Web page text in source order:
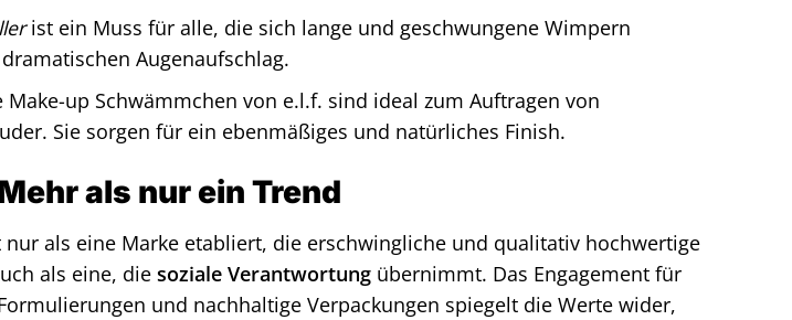
ist ein Muss für alle, die sich lange und geschwungene Wimpern
Augenaufschlag.
Make-up Schwämmchen von e.l.f. sind ideal zum Auftragen von
Sie sorgen für ein ebenmäßiges und natürliches Finish.
als nur ein Trend
als eine Marke etabliert, die erschwingliche und qualitativ hochwertige
als eine, die soziale Verantwortung übernimmt. Das Engagement für
und nachhaltige Verpackungen spiegelt die Werte wider,